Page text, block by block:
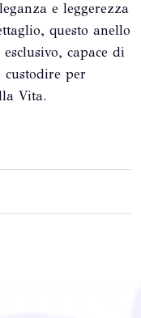
e leggerezza
questo anello
capace di
per
Vita.